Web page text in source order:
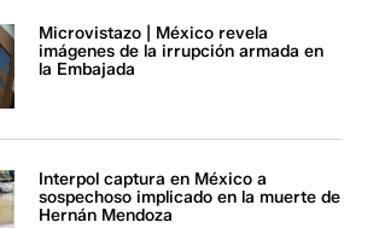
Microvistazo | México revela
imágenes de la irrupción armada en
la Embajada
Interpol captura en México a
sospechoso implicado en la muerte de
Hernán Mendoza